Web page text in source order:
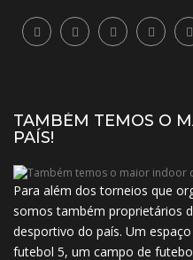
TAMBÉM TEMOS O
PAÍS!
Para além dos torneios que
somos também proprietários
desportivo do país. Um
futebol 5, um campo de